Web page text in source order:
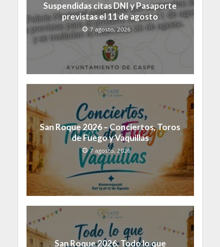
Suspendidas citas DNI y Pasaporte
previstas el 11 de agosto
7 agosto, 2026
San Roque 2026 – Conciertos, Toros
de Fuego y Vaquillas
7 agosto, 2026
San Roque 2026. Todo lo que